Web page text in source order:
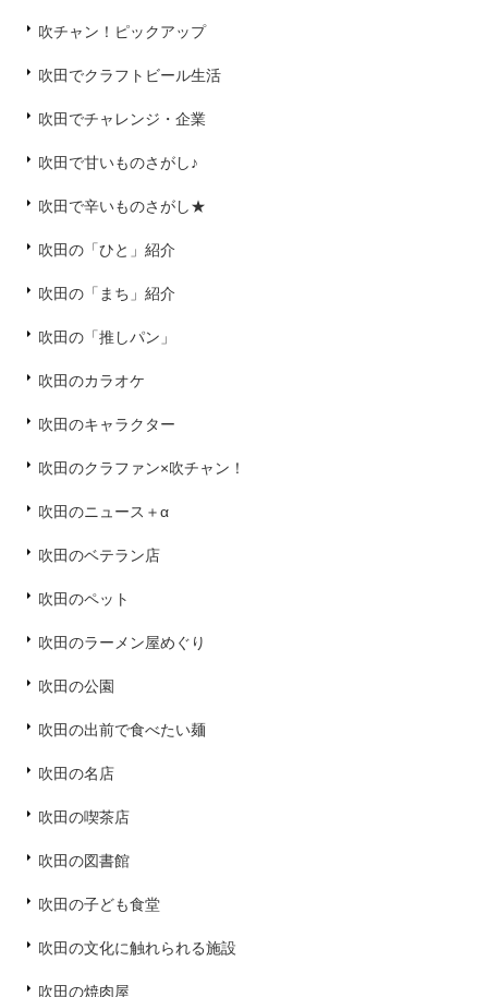
吹チャン！ピックアップ
吹田でクラフトビール生活
吹田でチャレンジ・企業
吹田で甘いものさがし♪
吹田で辛いものさがし★
吹田の「ひと」紹介
吹田の「まち」紹介
吹田の「推しパン」
吹田のカラオケ
吹田のキャラクター
吹田のクラファン×吹チャン！
吹田のニュース＋α
吹田のベテラン店
吹田のペット
吹田のラーメン屋めぐり
吹田の公園
吹田の出前で食べたい麺
吹田の名店
吹田の喫茶店
吹田の図書館
吹田の子ども食堂
吹田の文化に触れられる施設
吹田の焼肉屋